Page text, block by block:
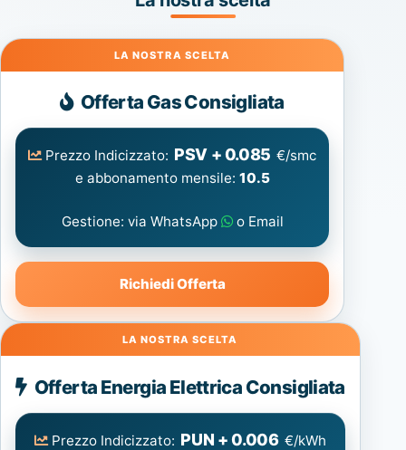
Gas
Offerta Gas Consigliata
Prezzo Indicizzato: PSV + 0.085 €/smc
e abbonamento mensile: 10.5
Gestione: via WhatsApp o Email
Richiedi Offerta
Energia
Elettrica
consigliata
Offerta Energia Elettrica Consigliata
Prezzo Indicizzato: PUN + 0.006 €/kWh